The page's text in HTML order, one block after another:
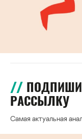
РАССЫЛКУ
Самая актуальная